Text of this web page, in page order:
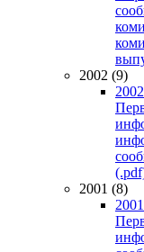
2002 (9)
2001 (8)